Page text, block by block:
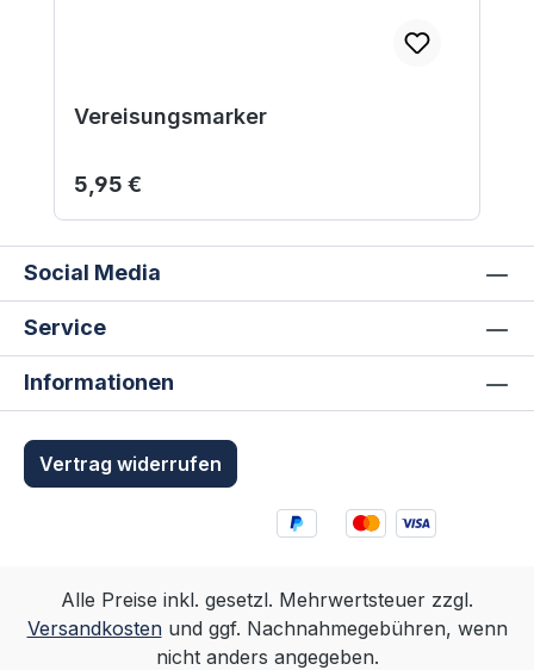
Vereisungsmarker
Regulärer Preis:
5,95 €
Social Media
Service
Informationen
Vertrag widerrufen
Alle Preise inkl. gesetzl. Mehrwertsteuer zzgl.
Versandkostenund ggf. Nachnahmegebühren, wenn
nicht anders angegeben.